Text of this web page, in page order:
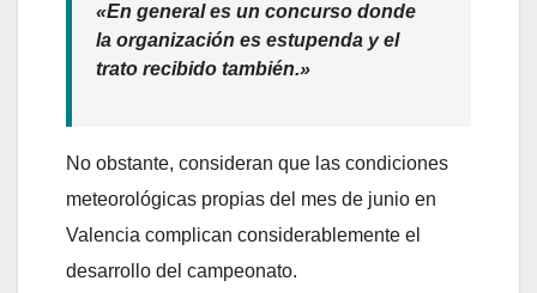
«En general es un concurso donde
la organización es estupenda y el
trato recibido también.»
No obstante, consideran que las condiciones
meteorológicas propias del mes de junio en
Valencia complican considerablemente el
desarrollo del campeonato.